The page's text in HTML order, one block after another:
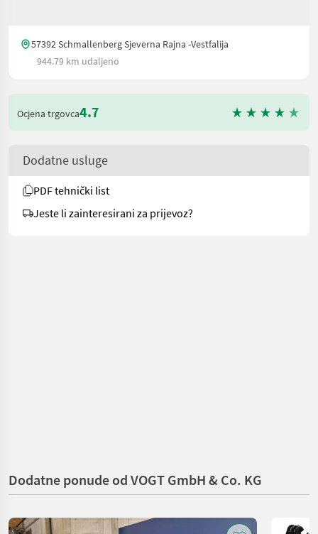
57392 Schmallenberg Sjeverna Rajna -Vestfalija
944.79 km udaljeno
Ocjena trgovca4.7
Dodatne usluge
PDF tehnički list
Jeste li zainteresirani za prijevoz?
Dodatne ponude od VOGT GmbH & Co. KG